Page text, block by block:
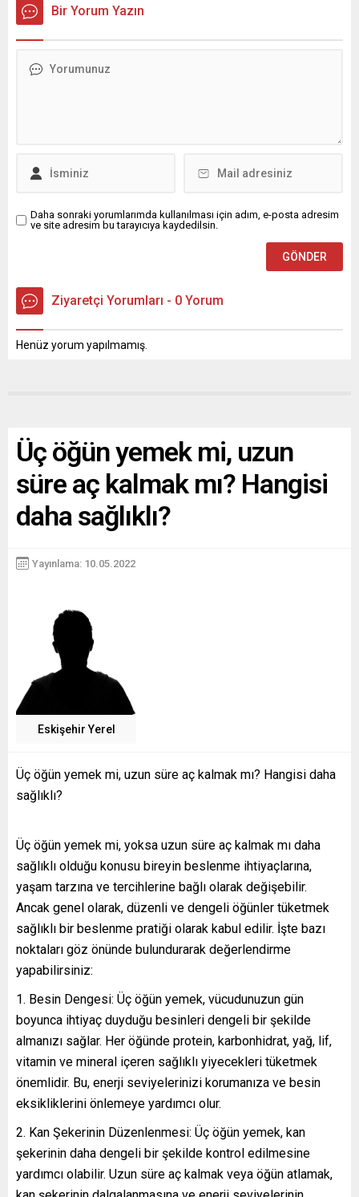
Bir Yorum Yazın
Daha sonraki yorumlarımda kullanılması için adım, e-posta adresim
ve site adresim bu tarayıcıya kaydedilsin.
Ziyaretçi Yorumları - 0 Yorum
Henüz yorum yapılmamış.
Üç öğün yemek mi, uzun
süre aç kalmak mı? Hangisi
daha sağlıklı?
Yayınlama: 10.05.2022
Eskişehir Yerel
Üç öğün yemek mi, uzun süre aç kalmak mı? Hangisi daha
sağlıklı?
Üç öğün yemek mi, yoksa uzun süre aç kalmak mı daha
sağlıklı olduğu konusu bireyin beslenme ihtiyaçlarına,
yaşam tarzına ve tercihlerine bağlı olarak değişebilir.
Ancak genel olarak, düzenli ve dengeli öğünler tüketmek
sağlıklı bir beslenme pratiği olarak kabul edilir. İşte bazı
noktaları göz önünde bulundurarak değerlendirme
yapabilirsiniz:
Besin Dengesi: Üç öğün yemek, vücudunuzun gün
boyunca ihtiyaç duyduğu besinleri dengeli bir şekilde
almanızı sağlar. Her öğünde protein, karbonhidrat, yağ, lif,
vitamin ve mineral içeren sağlıklı yiyecekleri tüketmek
önemlidir. Bu, enerji seviyelerinizi korumanıza ve besin
eksikliklerini önlemeye yardımcı olur.
Kan Şekerinin Düzenlenmesi: Üç öğün yemek, kan
şekerinin daha dengeli bir şekilde kontrol edilmesine
yardımcı olabilir. Uzun süre aç kalmak veya öğün atlamak,